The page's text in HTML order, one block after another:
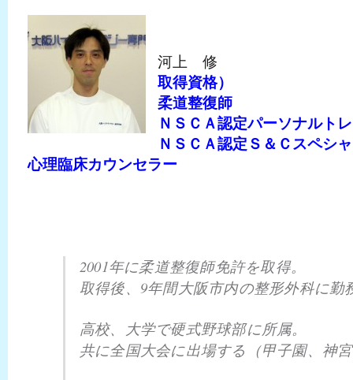
河上 修
取得資格）
柔道整復師
ＮＳＣＡ認定パーソナルト
ＮＳＣＡ認定Ｓ＆Ｃスペシ
心理臨床カウンセラー
2001年に柔道整復師免許を取得。
取得後、9年間大阪市内の整形外科に勤
高校、大学で硬式野球部に所属。
共に全国大会に出場する（甲子園、神